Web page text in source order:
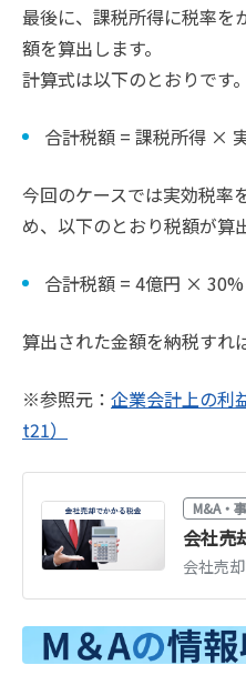
最後に、課税所得に税率を
額を算出します。
計算式は以下のとおりです。
合計税額 = 課税所得 ×
今回のケースでは実効税率
め、以下のとおり税額が算
合計税額 = 4億円 ×
算出された金額を納税すれ
※参照元： 企業会計上の利
t21）
M&A・